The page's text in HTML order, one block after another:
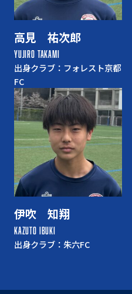
高見 祐次郎
YUJIRO TAKAMI
出身クラブ：フォレスト京都
FC
伊吹 知翔
KAZUTO IBUKI
出身クラブ：朱六FC